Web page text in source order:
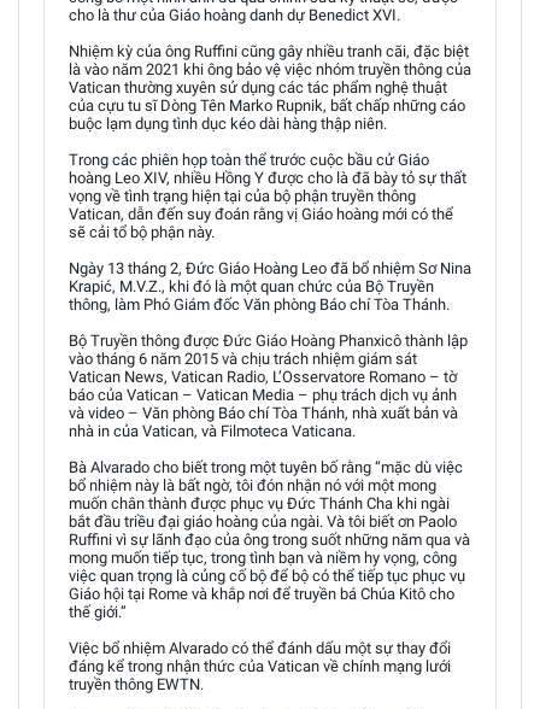
cho là thư của Giáo hoàng danh dự Benedict XVI.
Nhiệm kỳ của ông Ruffini cũng gây nhiều tranh cãi, đặc biệt
là vào năm 2021 khi ông bảo vệ việc nhóm truyền thông của
Vatican thường xuyên sử dụng các tác phẩm nghệ thuật
của cựu tu sĩ Dòng Tên Marko Rupnik, bất chấp những cáo
buộc lạm dụng tình dục kéo dài hàng thập niên.
Trong các phiên họp toàn thể trước cuộc bầu cử Giáo
hoàng Leo XIV, nhiều Hồng Y được cho là đã bày tỏ sự thất
vọng về tình trạng hiện tại của bộ phận truyền thông
Vatican, dẫn đến suy đoán rằng vị Giáo hoàng mới có thể
sẽ cải tổ bộ phận này.
Ngày 13 tháng 2, Đức Giáo Hoàng Leo đã bổ nhiệm Sơ Nina
Krapić, M.V.Z., khi đó là một quan chức của Bộ Truyền
thông, làm Phó Giám đốc Văn phòng Báo chí Tòa Thánh.
Bộ Truyền thông được Đức Giáo Hoàng Phanxicô thành lập
vào tháng 6 năm 2015 và chịu trách nhiệm giám sát
Vatican News, Vatican Radio, L’Osservatore Romano – tờ
báo của Vatican – Vatican Media – phụ trách dịch vụ ảnh
và video – Văn phòng Báo chí Tòa Thánh, nhà xuất bản và
nhà in của Vatican, và Filmoteca Vaticana.
Bà Alvarado cho biết trong một tuyên bố rằng “mặc dù việc
bổ nhiệm này là bất ngờ, tôi đón nhận nó với một mong
muốn chân thành được phục vụ Đức Thánh Cha khi ngài
bắt đầu triều đại giáo hoàng của ngài. Và tôi biết ơn Paolo
Ruffini vì sự lãnh đạo của ông trong suốt những năm qua và
mong muốn tiếp tục, trong tình bạn và niềm hy vọng, công
việc quan trọng là củng cố bộ để bộ có thể tiếp tục phục vụ
Giáo hội tại Rome và khắp nơi để truyền bá Chúa Kitô cho
thế giới.”
Việc bổ nhiệm Alvarado có thể đánh dấu một sự thay đổi
đáng kể trong nhận thức của Vatican về chính mạng lưới
truyền thông EWTN.